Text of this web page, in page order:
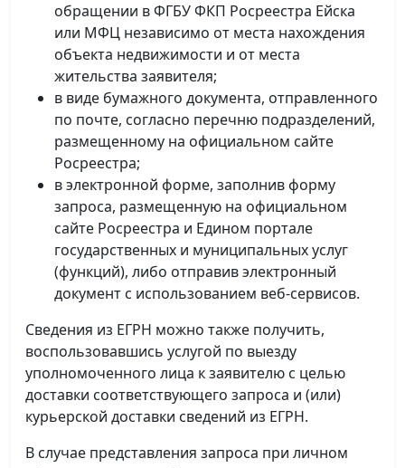
обращении в ФГБУ ФКП Росреестра Ейска
или МФЦ независимо от места нахождения
объекта недвижимости и от места
жительства заявителя;
в виде бумажного документа, отправленного
по почте, согласно перечню подразделений,
размещенному на официальном сайте
Росреестра;
в электронной форме, заполнив форму
запроса, размещенную на официальном
сайте Росреестра и Едином портале
государственных и муниципальных услуг
(функций), либо отправив электронный
документ с использованием веб-сервисов.
Сведения из ЕГРН можно также получить,
воспользовавшись услугой по выезду
уполномоченного лица к заявителю с целью
доставки соответствующего запроса и (или)
курьерской доставки сведений из ЕГРН.
В случае представления запроса при личном